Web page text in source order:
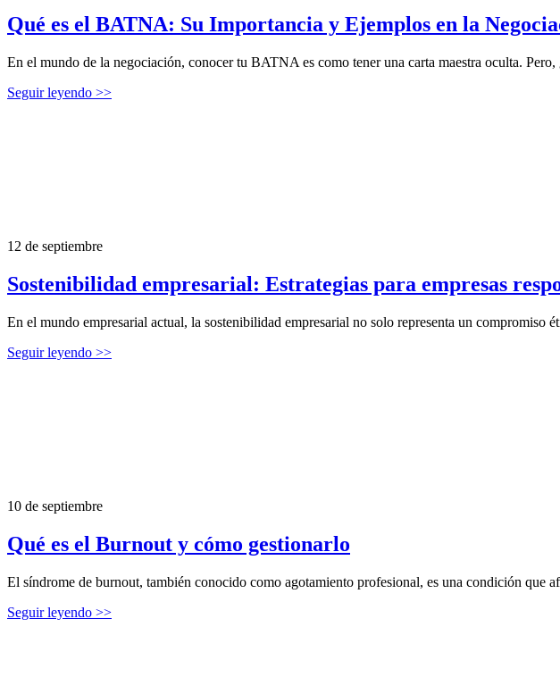
Qué es el BATNA: Su Importancia y Ejemplos en la
En el mundo de la negociación, conocer tu BATNA es como tener una carta maestra oculta.
Seguir leyendo >>
12 de septiembre
Sostenibilidad empresarial: Estrategias para empresas
En el mundo empresarial actual, la sostenibilidad empresarial no solo representa un
Seguir leyendo >>
10 de septiembre
Qué es el Burnout y cómo gestionarlo
El síndrome de burnout, también conocido como agotamiento profesional, es una condición que
Seguir leyendo >>